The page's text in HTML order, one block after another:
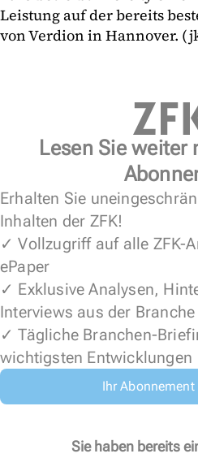
Leistung auf der bereits
von Verdion in Hannover.
Lesen Sie weiter
Erhalten Sie
Inhalten der ZFK!
✓ Vollzugriff auf alle ZFK-
ePaper
✓ Exklusive Analysen,
Interviews aus der Branche
✓ Tägliche Branchen-
wichtigsten Entwicklungen
Ihr
Sie haben bereits